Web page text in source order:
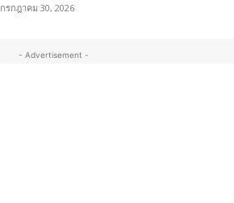
กรกฎาคม 30, 2026
- Advertisement -